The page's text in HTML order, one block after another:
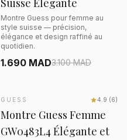
Suisse Élégante
Montre Guess pour femme au
style suisse — précision,
élégance et design raffiné au
quotidien.
1.690 MAD3.100MAD
SALE
AJOUTER AU PANIER
GUESS 4.9 (6)
Montre Guess Femme
GW0483L4 Élégante et